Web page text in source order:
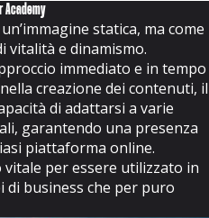
Academy
statica, ma come
vitalità e dinamismo.
immediato e in tempo
creazione dei contenuti, il
di adattarsi a varie
garantendo una presenza
piattaforma online.
per essere utilizzato in
di business che per puro